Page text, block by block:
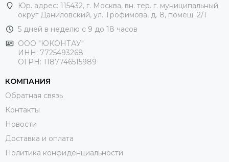
Юр. адрес: 115432, г. Москва, вн. тер. г. муниципальный
округ Даниловский, ул. Трофимова, д. 8, помещ. 2/1
5 дней в неделю с 9 до 18 часов
ООО "ЮКОНТАУ"
ИНН: 7725493268
ОГРН: 1187746515989
КОМПАНИЯ
Обратная связь
Контакты
Новости
Доставка и оплата
Политика конфиденциальности